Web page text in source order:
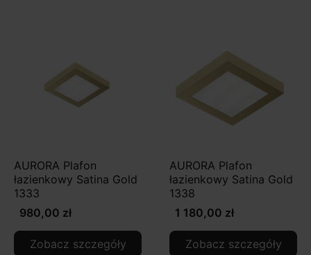
AURORA Plafon
łazienkowy Satina Gold
1333
980,00 zł
Zobacz szczegóły
AURORA Plafon
łazienkowy Satina Gold
1338
1 180,00 zł
Zobacz szczegóły